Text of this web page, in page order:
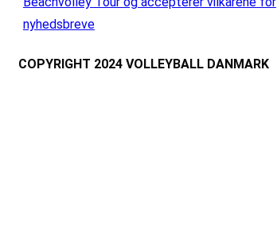
nyhedsbreve
COPYRIGHT 2024 VOLLEYBALL DANMARK